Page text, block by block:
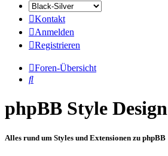
Kontakt
Anmelden
Registrieren
Foren-Übersicht
Suche
phpBB Style Design
Alles rund um Styles und Extensionen zu phpBB